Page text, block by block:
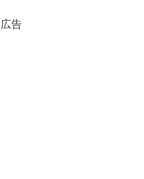
広告